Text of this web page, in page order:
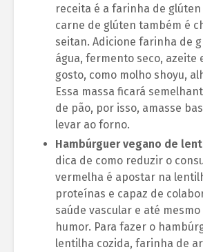
receita é a farinha de glúten
carne de glúten também é
seitan. Adicione farinha de
água, fermento seco, azeite
gosto, como molho shoyu,
Essa massa ficará
de pão, por isso, amasse
levar ao forno.
Hambúrguer vegano de
dica de como reduzir o
vermelha é apostar na
proteínas e capaz de
saúde vascular e até mesmo
humor. Para fazer o
lentilha cozida, farinha de